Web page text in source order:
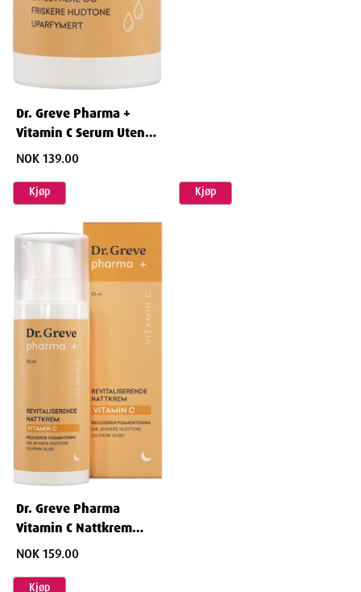
trives.
Dr. Greve Pharma +
Vitamin C Serum Uten
Parfyme 30 ml
NOK 139.00
Kjøp Kjøp
Dr. Greve Pharma
Vitamin C Nattkrem
50ml
NOK 159.00
Kjøp